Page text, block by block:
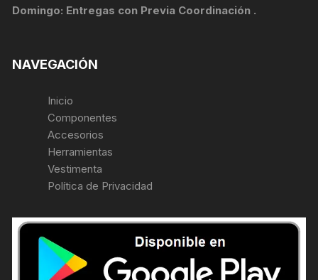
Domingo: Entregas con Previa Coordinación .
NAVEGACIÓN
Inicio
Componentes
Accesorios
Herramientas
Vestimenta
Política de Privacidad